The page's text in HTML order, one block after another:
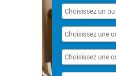
Liste
des
contrats
Liste
des
filières
Liste
des
catégories